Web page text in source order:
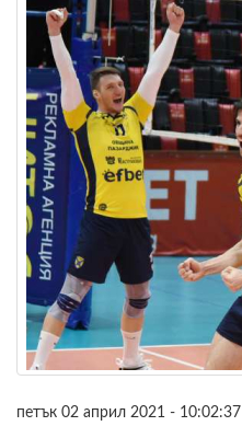
петък 02 април 2021 - 10:02:37